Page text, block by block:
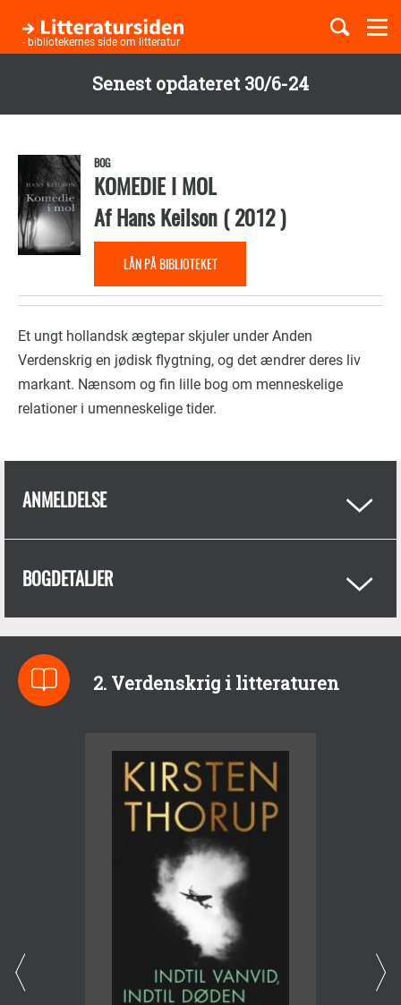
Senest opdateret 30/6-24
hovedindhold
- bibliotekernes side om litteratur
Børnebøger
Temaer
BOG
KOMEDIE I MOL
AfHans Keilson(2012)
LÅN PÅ BIBLIOTEKET
Et ungt hollandsk ægtepar skjuler under Anden
Verdenskrig en jødisk flygtning, og det ændrer deres liv
markant. Nænsom og fin lille bog om menneskelige
relationer i umenneskelige tider.
ANMELDELSE
BOGDETALJER
2. Verdenskrig i litteraturen